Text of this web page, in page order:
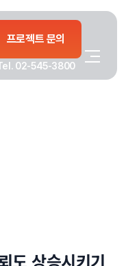
프로젝트 문의
02-545-3800
도 상승시키기